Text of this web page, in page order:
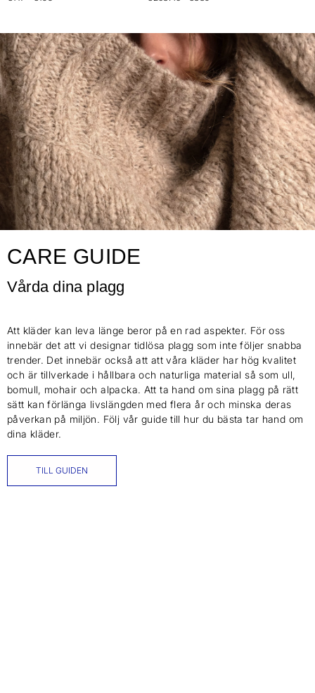
CARE GUIDE
Vårda dina plagg
Att kläder kan leva länge beror på en rad aspekter. För oss
innebär det att vi designar tidlösa plagg som inte följer snabba
trender. Det innebär också att att våra kläder har hög kvalitet
och är tillverkade i hållbara och naturliga material så som ull,
bomull, mohair och alpacka. Att ta hand om sina plagg på rätt
sätt kan förlänga livslängden med flera år och minska deras
påverkan på miljön. Följ vår guide till hur du bästa tar hand om
dina kläder.
TILL GUIDEN